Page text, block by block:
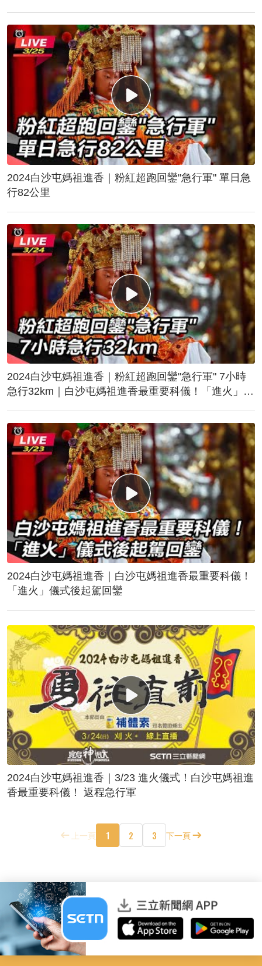
2024白沙屯媽祖進香｜粉紅超跑回鑾"急行軍" 單日急
行82公里
2024白沙屯媽祖進香｜粉紅超跑回鑾"急行軍" 7小時
急行32km｜白沙屯媽祖進香最重要科儀！「進火」儀
2024白沙屯媽祖進香｜白沙屯媽祖進香最重要科儀！
「進火」儀式後起駕回鑾
2024白沙屯媽祖進香｜3/23 進火儀式！白沙屯媽祖進
香最重要科儀！ 返程急行軍
上一頁 1 2 3 下一頁